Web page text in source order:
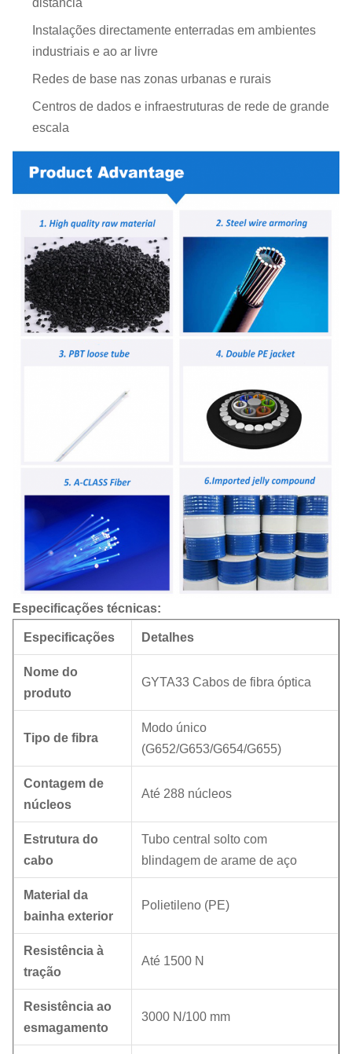
distância
Instalações directamente enterradas em ambientes
industriais e ao ar livre
Redes de base nas zonas urbanas e rurais
Centros de dados e infraestruturas de rede de grande
escala
Especificações técnicas:
Especificações Detalhes
Nome do
produto
GYTA33 Cabos de fibra óptica
Tipo de fibra
Modo único
(G652/G653/G654/G655)
Contagem de
núcleos
Até 288 núcleos
Estrutura do
cabo
Tubo central solto com
blindagem de arame de aço
Material da
bainha exterior
Polietileno (PE)
Resistência à
tração
Até 1500 N
Resistência ao
esmagamento
3000 N/100 mm